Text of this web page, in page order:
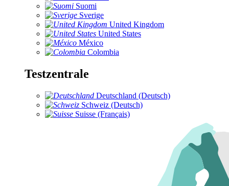
Suomi
Sverige
United Kingdom
United States
México
Colombia
Testzentrale
Deutschland (Deutsch)
Schweiz (Deutsch)
Suisse (Français)